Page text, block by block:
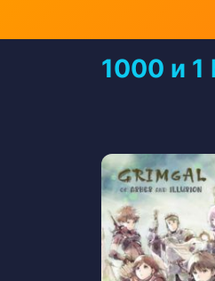
1000 и 1